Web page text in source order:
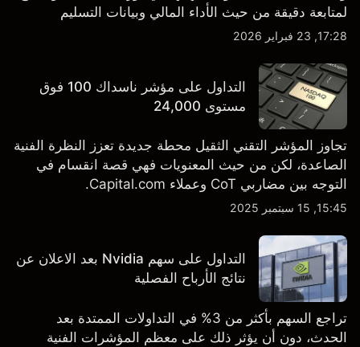
لمتابعة دقيقة من حيث الأداء المالي وبيانات التسليم
والتطورات في التكنولوجيا والتصنيع. استكشف أهداف أسعار
17:28, 23 فبراير 2026
التداول على مؤشر ناسداك 100 فوق
مستوى 24,000
تجاوز المؤشر التقني الثقيل محطة جديدة تعزز النظرة الفنية
الصاعدة، لكن من حيث المعنويات فهي قصة انقسام في
التوجه بين مضاربي CoT وعملاء Capital.com.
15:45, 15 سبتمبر 2025
التداول على سهم Nvidia بعد الاعلان عن
نتائج الأرباح الفصلية
تراجع السهم بأكثر من 3% في التداولات الممتدة بعد
الحدث، دون أن يؤثر ذلك على معظم المؤشرات الفنية